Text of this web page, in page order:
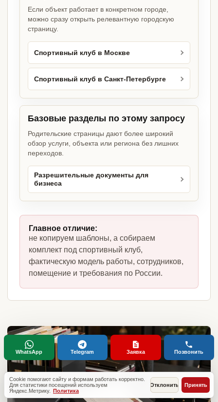
Если объект работает в конкретном городе,
можно сразу открыть релевантную городскую
страницу.
Спортивный клуб в Москве
Спортивный клуб в Санкт-Петербурге
Базовые разделы по этому запросу
Родительские страницы дают более широкий
обзор услуги, объекта или региона без лишних
переходов.
Разрешительные документы для
бизнеса
Главное отличие:
не копируем шаблоны, а собираем
комплект под спортивный клуб,
фактическую модель работы, сотрудников,
помещение и требования по России.
Cookie помогают сайту и формам работать корректно.
Для статистики посещений используем
Яндекс.Метрику. Политика
Отклонить Принять
WhatsApp Telegram Заявка Позвонить